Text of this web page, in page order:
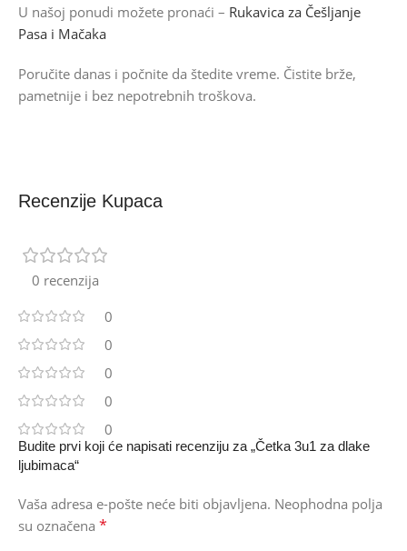
U našoj ponudi možete pronaći – Rukavica za Češljanje
Pasa i Mačaka
Poručite danas i počnite da štedite vreme. Čistite brže,
pametnije i bez nepotrebnih troškova.
Recenzije Kupaca
0 recenzija
0
0
0
0
0
Budite prvi koji će napisati recenziju za „Četka 3u1 za dlake
ljubimaca“
Vaša adresa e-pošte neće biti objavljena. Neophodna polja
su označena *